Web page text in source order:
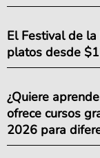
El Festival de
platos desde
¿Quiere
ofrece cursos
2026 para